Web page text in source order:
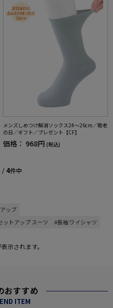
メンズしめつけ解消ソックス24～26cm／敬老
の日／ギフト／プレゼント【CF】
価格： 968円 (税込)
/ 4件中
ップ
ットアップ スーツ
#長袖 ワイシャツ
示されます。
おすすめ
ITEM